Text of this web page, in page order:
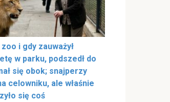
i gdy zauważył
w parku, podszedł do
się obok; snajperzy
celowniku, ale właśnie
się coś